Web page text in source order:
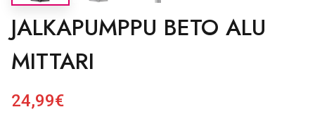
JALKAPUMPPU BETO ALU
MITTARI
24,99€